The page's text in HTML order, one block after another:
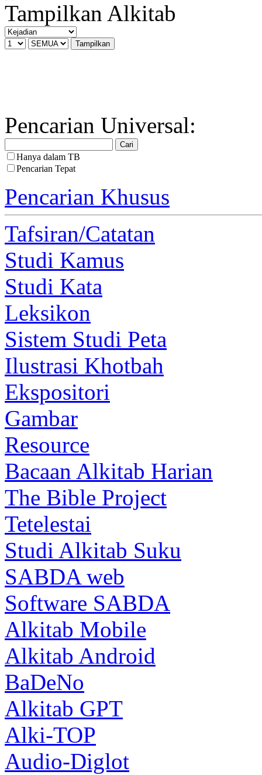
Tampilkan Alkitab
Pencarian Universal:
Hanya dalam TB
Pencarian Tepat
Pencarian Khusus
Tafsiran/Catatan
Studi Kamus
Studi Kata
Leksikon
Sistem Studi Peta
Ilustrasi Khotbah
Ekspositori
Gambar
Resource
Bacaan Alkitab Harian
The Bible Project
Tetelestai
Studi Alkitab Suku
SABDA web
Software SABDA
Alkitab Mobile
Alkitab Android
BaDeNo
Alkitab GPT
Alki-TOP
Audio-Diglot